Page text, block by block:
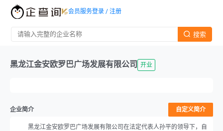
搜索
会员服务登录 / 注册
黑龙江金安欧罗巴广场发展有限公司 开业
企业简介 自定义简介
黑龙江金安欧罗巴广场发展有限公司在法定代表人孙平的领导下，自